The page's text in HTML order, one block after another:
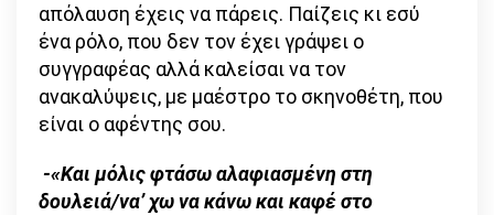
απόλαυση έχεις να πάρεις. Παίζεις κι εσύ
ένα ρόλο, που δεν τον έχει γράψει ο
συγγραφέας αλλά καλείσαι να τον
ανακαλύψεις, με μαέστρο το σκηνοθέτη, που
είναι ο αφέντης σου.
-«Και μόλις φτάσω αλαφιασμένη στη
δουλειά/να’ χω να κάνω και καφέ στο